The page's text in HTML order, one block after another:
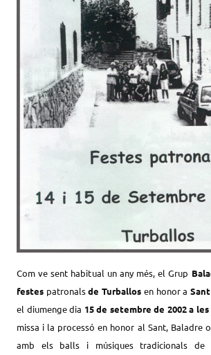
Com ve sent habitual un any més, el Grup
festes patronalsde Turballos en honor a
el diumenge dia 15 de setembre de 2002 a les
missa i la processó en honor al Sant, Baladre
amb els balls i músiques tradicionals de